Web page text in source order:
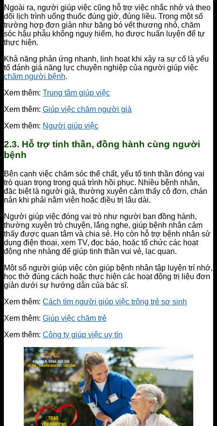
Ngoài ra, người giúp việc cũng hỗ trợ việc nhắc nhở và theo
dõi lịch trình uống thuốc đúng giờ, đúng liều. Trong một số
trường hợp đơn giản như băng bó vết thương nhỏ, chăm
sóc hậu phẫu không nguy hiểm, họ được huấn luyện để tự
thực hiện.
Khả năng phản ứng nhanh, linh hoạt khi xảy ra sự cố là yếu
tố đánh giá năng lực chuyên nghiệp của người giúp việc
chăm người bệnh.
Xem thêm: Trung tâm giúp việc
Xem thêm: Giúp việc chăm người già
Xem thêm: Người giúp việc
2.3. Hỗ trợ tinh thần, đồng hành cùng người
bệnh
Bên cạnh việc chăm sóc thể chất, yếu tố tinh thần đóng vai
trò quan trọng trong quá trình hồi phục. Nhiều bệnh nhân,
đặc biệt là người già, thường xuyên cảm thấy cô đơn, chán
nản khi phải nằm viện hoặc điều trị lâu dài.
Người giúp việc đóng vai trò như người bạn đồng hành,
thường xuyên trò chuyện, lắng nghe, giúp bệnh nhân cảm
thấy được quan tâm và chia sẻ. Họ còn hỗ trợ bệnh nhân sử
dụng điện thoại, xem TV, đọc báo, hoặc tổ chức các hoạt
động nhẹ nhàng để giúp tinh thần vui vẻ, lạc quan.
Một số người giúp việc còn giúp bệnh nhân tập luyện trí nhớ,
học thở đúng cách hoặc thực hiện các hoạt động trị liệu đơn
giản dưới sự hướng dẫn của bác sĩ.
Xem thêm: Cách tìm người giúp việc trông trẻ sơ sinh
Xem thêm: Giúp việc chăm trẻ
Xem thêm: Công ty giúp việc uy tín